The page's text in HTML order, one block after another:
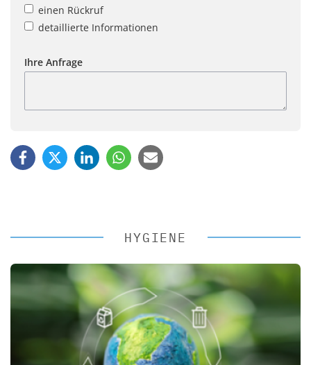
einen Rückruf
detaillierte Informationen
Ihre Anfrage
HYGIENE